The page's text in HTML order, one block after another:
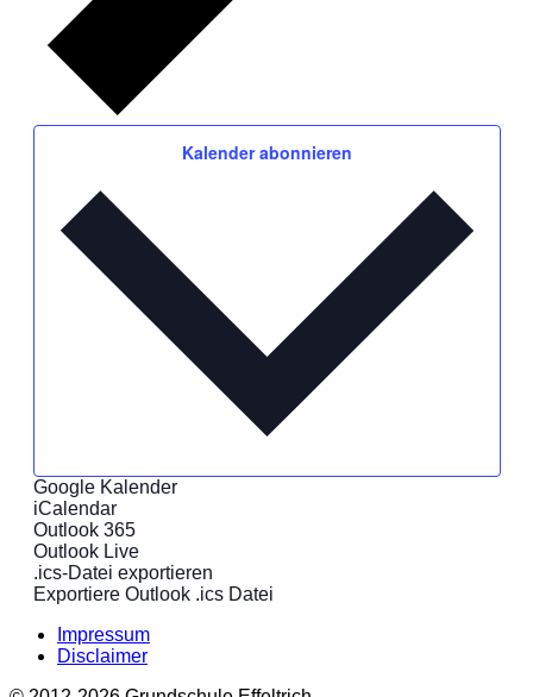
Kalender abonnieren
Google Kalender
iCalendar
Outlook 365
Outlook Live
.ics-Datei exportieren
Exportiere Outlook .ics Datei
Impressum
Disclaimer